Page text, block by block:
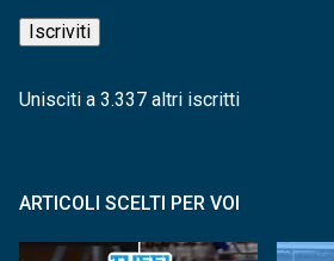
mail
Iscriviti
Unisciti a 3.337 altri iscritti
ARTICOLI SCELTI PER VOI